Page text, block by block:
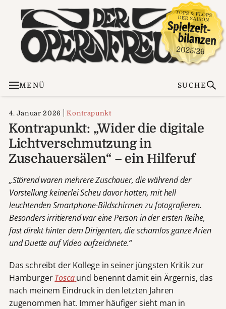
MENÜ SUCHE
4. Januar 2026 Kontrapunkt
Kontrapunkt: „Wider die digitale
Lichtverschmutzung in
Zuschauersälen“ – ein Hilferuf
„Störend waren mehrere Zuschauer, die während der
Vorstellung keinerlei Scheu davor hatten, mit hell
leuchtenden Smartphone-Bildschirmen zu fotografieren.
Besonders irritierend war eine Person in der ersten Reihe,
fast direkt hinter dem Dirigenten, die schamlos ganze Arien
und Duette auf Video aufzeichnete.“
Das schreibt der Kollege in seiner jüngsten Kritik zur
HamburgerTosca und benennt damit ein Ärgernis, das
nach meinem Eindruck in den letzten Jahren
zugenommen hat. Immer häufiger sieht man in